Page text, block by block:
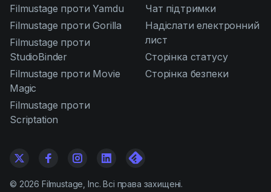
Filmustage проти Yamdu
Filmustage проти Gorilla
Filmustage проти
StudioBinder
Filmustage проти Movie
Magic
Filmustage проти
Scriptation
Чат підтримки
Надіслати електронний
лист
Сторінка статусу
Сторінка безпеки
© 2026 Filmustage, Inc. Всі права захищені.